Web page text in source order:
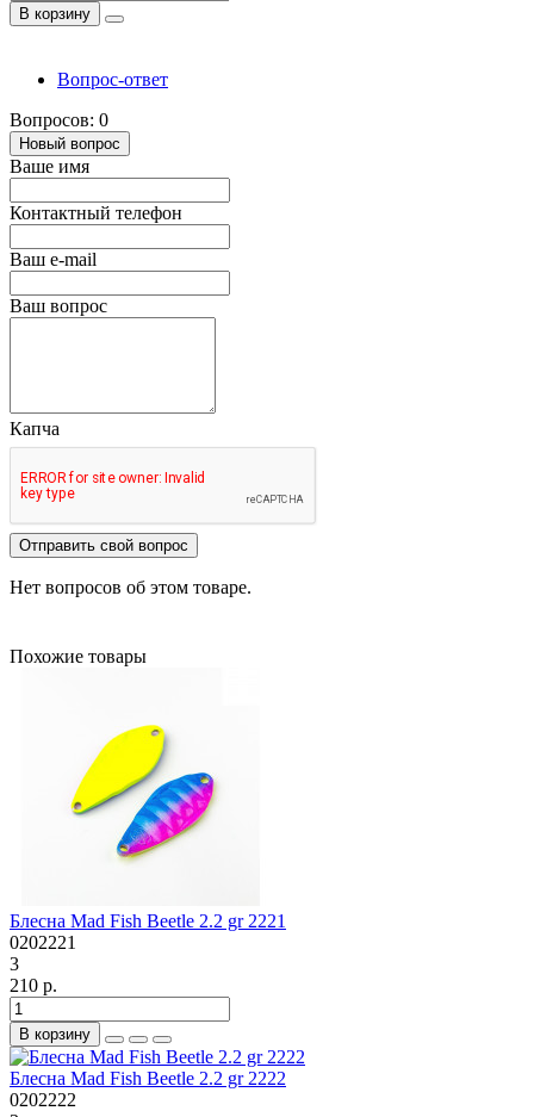
В корзину
Вопрос-ответ
Вопросов: 0
Новый вопрос
Ваше имя
Контактный телефон
Ваш e-mail
Ваш вопрос
Капча
Отправить свой вопрос
Нет вопросов об этом товаре.
Похожие товары
Блесна Mad Fish Beetle 2.2 gr 2221
0202221
3
210 р.
В корзину
Блесна Mad Fish Beetle 2.2 gr 2222
0202222